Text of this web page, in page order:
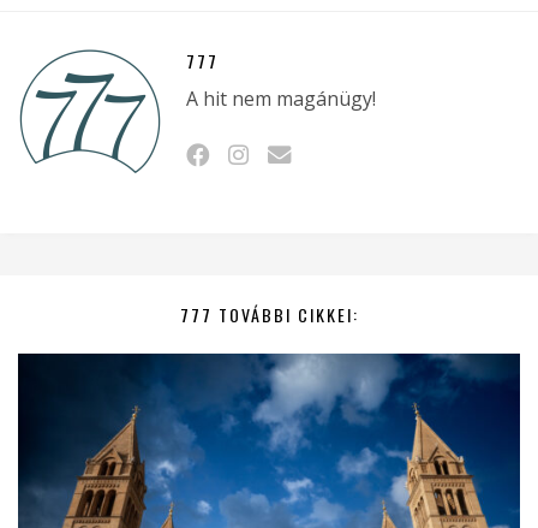
777
A hit nem magánügy!
777 TOVÁBBI CIKKEI: